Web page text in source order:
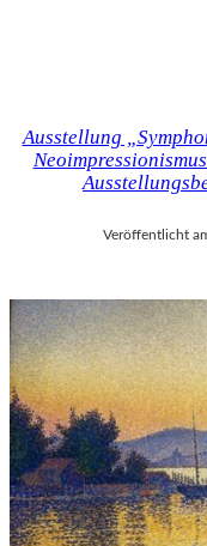
Ausstellung
Veröffentlicht